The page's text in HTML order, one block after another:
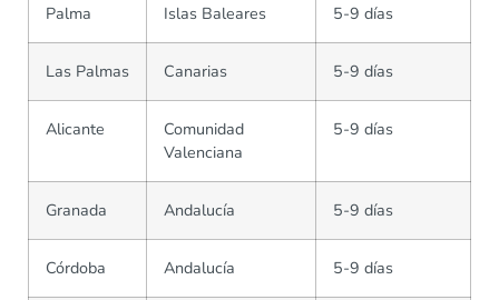
Palma Islas Baleares 5-9 días
Las Palmas Canarias 5-9 días
Alicante
Comunidad
Valenciana
5-9 días
Granada Andalucía 5-9 días
Córdoba Andalucía 5-9 días